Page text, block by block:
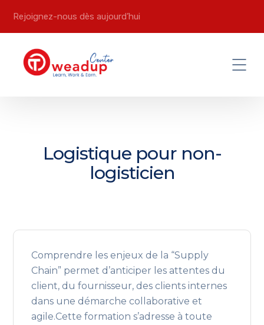
Rejoignez-nous dès aujourd’hui
Logistique pour non-
logisticien
Comprendre les enjeux de la “Supply
Chain” permet d’anticiper les attentes du
client, du fournisseur, des clients internes
dans une démarche collaborative et
agile.Cette formation s’adresse à toute